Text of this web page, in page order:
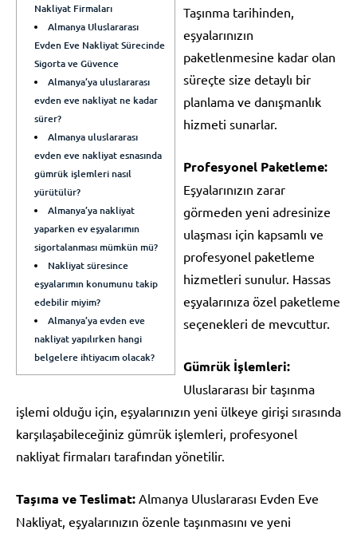
Nakliyat Firmaları
Almanya Uluslararası
Evden Eve Nakliyat Sürecinde
Sigorta ve Güvence
Almanya’ya uluslararası
evden eve nakliyat ne kadar
sürer?
Almanya uluslararası
evden eve nakliyat esnasında
gümrük işlemleri nasıl
yürütülür?
Almanya’ya nakliyat
yaparken ev eşyalarımın
sigortalanması mümkün mü?
Nakliyat süresince
eşyalarımın konumunu takip
edebilir miyim?
Almanya’ya evden eve
nakliyat yapılırken hangi
belgelere ihtiyacım olacak?
Taşınma tarihinden,
eşyalarınızın
paketlenmesine kadar olan
süreçte size detaylı bir
planlama ve danışmanlık
hizmeti sunarlar.
Profesyonel Paketleme:
Eşyalarınızın zarar
görmeden yeni adresinize
ulaşması için kapsamlı ve
profesyonel paketleme
hizmetleri sunulur. Hassas
eşyalarınıza özel paketleme
seçenekleri de mevcuttur.
Gümrük İşlemleri:
Uluslararası bir taşınma
işlemi olduğu için, eşyalarınızın yeni ülkeye girişi sırasında
karşılaşabileceğiniz gümrük işlemleri, profesyonel
nakliyat firmaları tarafından yönetilir.
Taşıma ve Teslimat: Almanya Uluslararası Evden Eve
Nakliyat, eşyalarınızın özenle taşınmasını ve yeni